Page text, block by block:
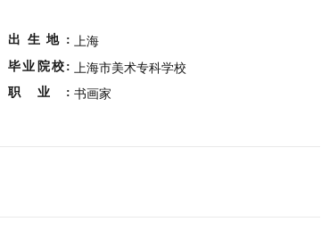
出生地:
上海
毕业院校:
上海市美术专科学校
职业: 书画家